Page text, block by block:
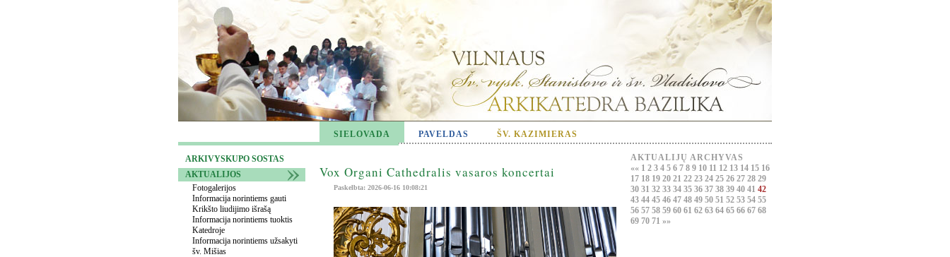
SIELOVADA PAVELDAS ŠV. KAZIMIERAS
ARKIVYSKUPO SOSTAS
AKTUALIJOS
Fotogalerijos
Informacija norintiems gauti
Krikšto liudijimo išrašą
Informacija norintiems tuoktis
Katedroje
Informacija norintiems užsakyti
šv. Mišias
Vox Organi Cathedralis vasaros koncertai
Paskelbta: 2026-06-16 10:08:21
AKTUALIJŲ ARCHYVAS
«« 1 2 3 4 5 6 7 8 9 10 11 12 13 14 15 16
17 18 19 20 21 22 23 24 25 26 27 28 29
30 31 32 33 34 35 36 37 38 39 40 41 42
43 44 45 46 47 48 49 50 51 52 53 54 55
56 57 58 59 60 61 62 63 64 65 66 67 68
69 70 71 »»